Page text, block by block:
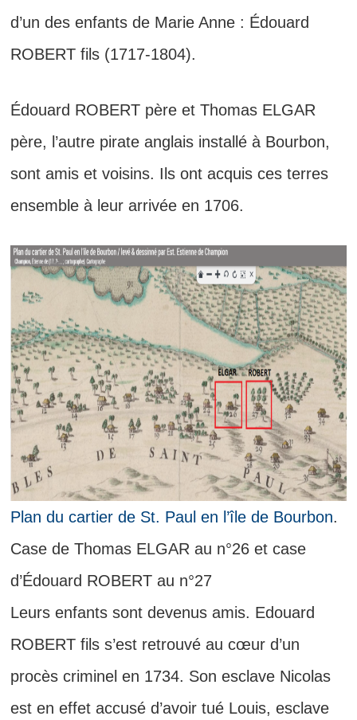
d’un des enfants de Marie Anne : Édouard
ROBERT fils (1717-1804).
Édouard ROBERT père et Thomas ELGAR
père, l’autre pirate anglais installé à Bourbon,
sont amis et voisins. Ils ont acquis ces terres
ensemble à leur arrivée en 1706.
Plan du cartier de St. Paul en l’île de Bourbon.
Case de Thomas ELGAR au n°26 et case
d’Édouard ROBERT au n°27
Leurs enfants sont devenus amis. Edouard
ROBERT fils s’est retrouvé au cœur d’un
procès criminel en 1734. Son esclave Nicolas
est en effet accusé d’avoir tué Louis, esclave